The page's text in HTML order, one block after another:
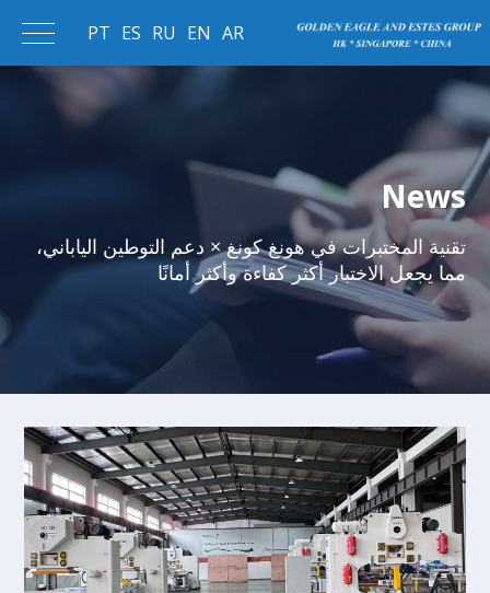
AR
EN
RU
ES
PT
News
تقنية المختبرات في هونغ كونغ × دعم التوطين الياباني،
مما يجعل الاختبار أكثر كفاءة وأكثر أمانًا